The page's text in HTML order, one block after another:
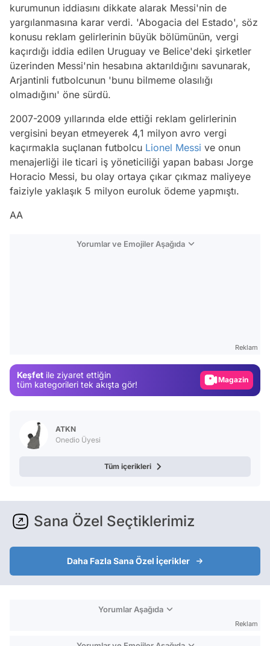
kurumunun iddiasını dikkate alarak Messi'nin de
yargılanmasına karar verdi. 'Abogacia del Estado', söz
konusu reklam gelirlerinin büyük bölümünün, vergi
kaçırdığı iddia edilen Uruguay ve Belice'deki şirketler
üzerinden Messi'nin hesabına aktarıldığını savunarak,
Arjantinli futbolcunun 'bunu bilmeme olasılığı
olmadığını' öne sürdü.
2007-2009 yıllarında elde ettiği reklam gelirlerinin
vergisini beyan etmeyerek 4,1 milyon avro vergi
kaçırmakla suçlanan futbolcu Lionel Messi ve onun
menajerliği ile ticari iş yöneticiliği yapan babası Jorge
Horacio Messi, bu olay ortaya çıkar çıkmaz maliyeye
faiziyle yaklaşık 5 milyon euroluk ödeme yapmıştı.
AA
Yorumlar ve Emojiler Aşağıda
Reklam
Keşfet ile ziyaret ettiğin
tüm kategorileri tek akışta gör!
Magazin
ATKN
Onedio Üyesi
Tüm içerikleri
Sana Özel Seçtiklerimiz
Daha Fazla Sana Özel İçerikler
Yorumlar Aşağıda
Reklam